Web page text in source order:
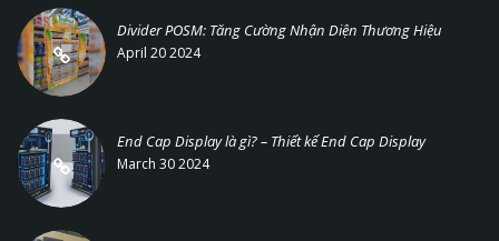
Divider POSM: Tăng Cường Nhận Diện Thương Hiệu
April 20 2024
End Cap Display là gì? – Thiết kế End Cap Display
March 30 2024